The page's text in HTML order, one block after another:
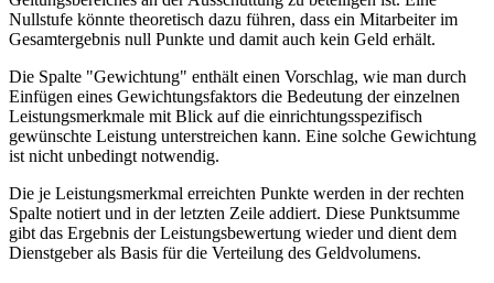
Nullstufe könnte theoretisch dazu führen, dass ein Mitarbeiter im
Gesamtergebnis null Punkte und damit auch kein Geld erhält.
Die Spalte "Gewichtung" enthält einen Vorschlag, wie man durch
Einfügen eines Gewichtungsfaktors die Bedeutung der einzelnen
Leistungsmerkmale mit Blick auf die einrichtungsspezifisch
gewünschte Leistung unterstreichen kann. Eine sol­che Gewichtung
ist nicht unbedingt not­wendig.
Die je Leistungsmerkmal erreichten Punkte werden in der rechten
Spalte notiert und in der letzten Zeile addiert. Diese Punktsumme
gibt das Ergebnis der Leistungsbewertung wieder und dient dem
Dienstgeber als Basis für die Verteilung des Geldvolumens.